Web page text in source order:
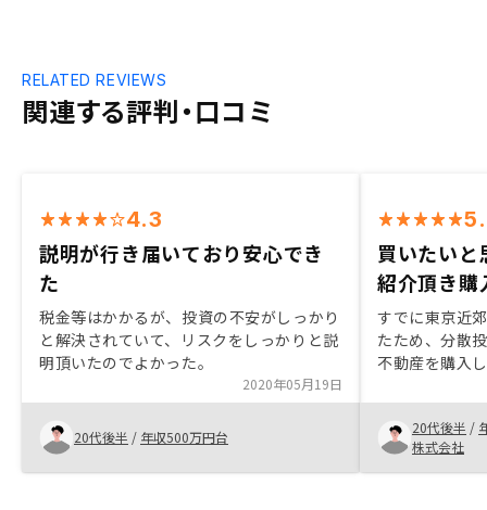
関連する評判・口コミ
RELATED REVIEWS
4.3
説明が行き届いており安心でき
た
税金等はかかるが、投資の不安がしっかり
と解決されていて、リスクをしっかりと説
明頂いたのでよかった。
2020年05月19日
20代後半 / 年収500万円台
買いたい
紹介頂き購
すでに東京近
たため、分散
不動産を購入
タイミングも
させて頂きま
て、買うなら
いと感じてい
20代後半 /
株式会社